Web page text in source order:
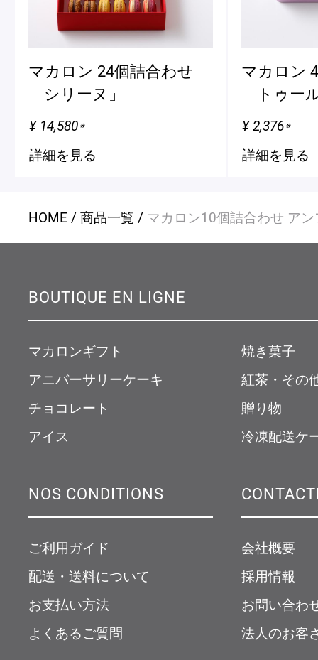
マカロン 24個詰合わせ
「シリーヌ」
¥ 14,580※
詳細を見る
マカロン
「トゥー
¥ 2,376※
詳細を見る
HOME 商品一覧 マカロン10個詰合わせ ア
BOUTIQUE EN LIGNE
マカロンギフト
アニバーサリーケーキ
チョコレート
アイス
焼き菓子
紅茶・その
贈り物
冷凍配送ケ
NOS CONDITIONS
ご利用ガイド
配送・送料について
お支払い方法
よくあるご質問
会社概要
採用情報
お問い合わ
法人のお客